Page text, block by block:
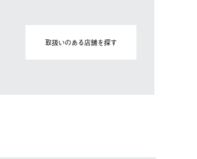
取扱いのある店舗を探す